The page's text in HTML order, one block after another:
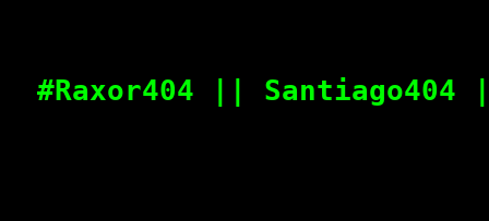
#Raxor404 || Santiago404